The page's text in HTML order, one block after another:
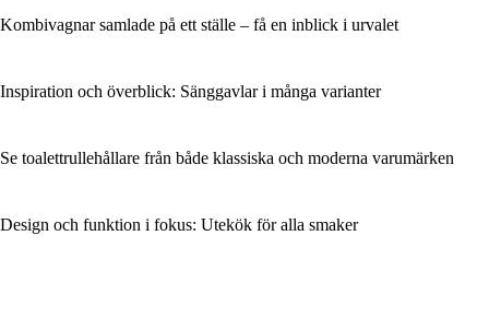
Kombivagnar samlade på ett ställe – få en inblick i urvalet
Inspiration och överblick: Sänggavlar i många varianter
Se toalettrullehållare från både klassiska och moderna varumärken
Design och funktion i fokus: Utekök för alla smaker